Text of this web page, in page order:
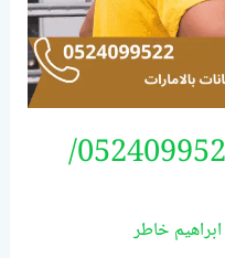
أفضل صباغ في دبي/0524099522/
ابراهيم خاطر